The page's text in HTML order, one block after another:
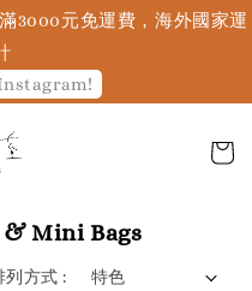
3000元免運費，海外國家運
& Mini Bags
列方式 :